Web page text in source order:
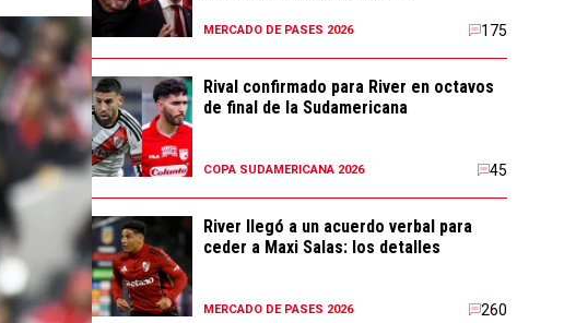
MERCADO DE PASES 2026 175
Rival confirmado para River en octavos
de final de la Sudamericana
COPA SUDAMERICANA 2026 45
River llegó a un acuerdo verbal para
ceder a Maxi Salas: los detalles
MERCADO DE PASES 2026 260